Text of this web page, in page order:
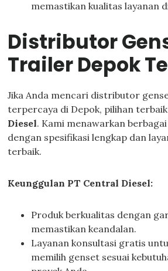
memastikan kualitas layanan
Distributor
Trailer Depok
Jika Anda mencari distributor
terpercaya di Depok, pilihan
Diesel. Kami menawarkan
dengan spesifikasi lengkap dan
terbaik.
Keunggulan PT Central Diesel:
Produk berkualitas dengan
memastikan keandalan.
Layanan konsultasi gratis
memilih genset sesuai